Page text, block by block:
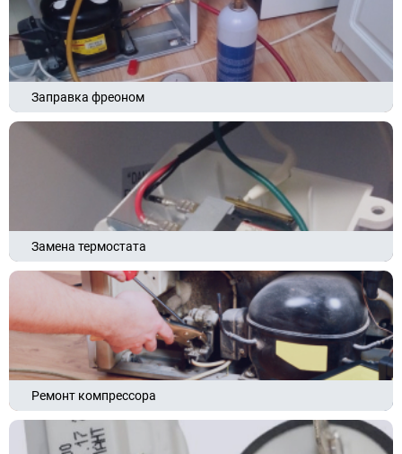
Заправка фреоном
Замена термостата
Ремонт компрессора